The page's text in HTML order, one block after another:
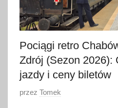
Pociągi retro
Zdrój (Sezon 2026):
jazdy i ceny biletów
O
przez Tomek